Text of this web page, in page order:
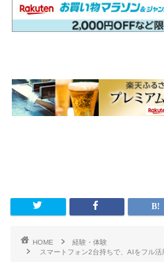
HOME
経験・体験
スマートフォン2台持ちで、AIをフル